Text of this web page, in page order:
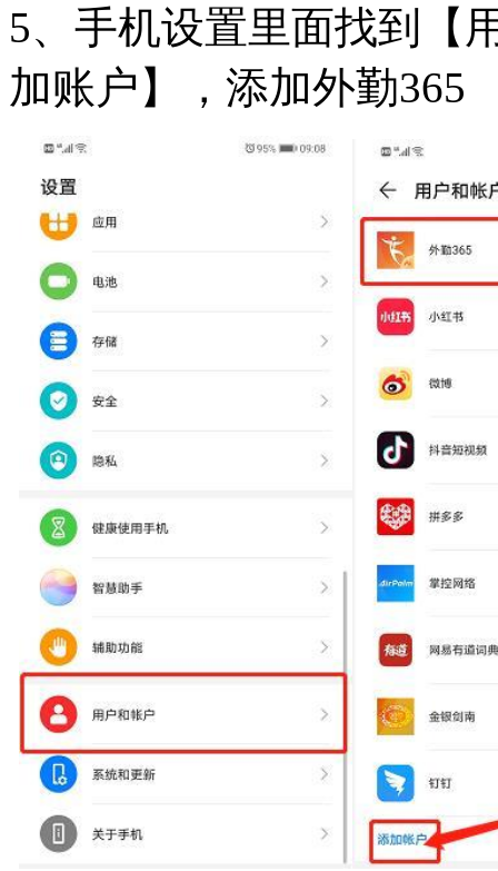
5、手机设置里面找到【
加账户】，添加外勤365